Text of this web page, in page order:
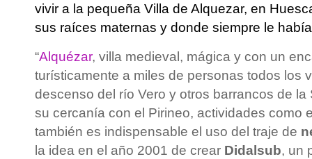
vivir a la pequeña Villa de Alquezar, en
sus raíces maternas y donde siempre le
“Alquézar, villa medieval, mágica y con un
turísticamente a miles de personas todos los
descenso del río Vero y otros barrancos de la
su cercanía con el Pirineo, actividades como
también es indispensable el uso del traje de
la idea en el año 2001 de crear Didalsub, un